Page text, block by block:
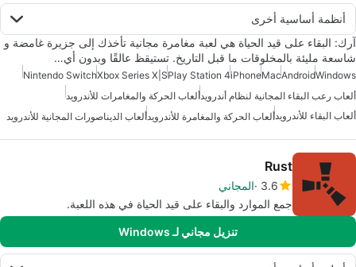
أنظمة أساسية أخرى
آرك: البقاء على قيد الحياة هي لعبة مغامرة مجانية تأخذك إلى جزيرة غامضة و
شاسعة مليئة بالمخلوقات ما قبل التاريخ. تستيقظ عالقًا وبدون أي…
Windows
Android
Mac
iPhone
Play Station 4
Xbox Series X|S
Nintendo Switch
ألعاب رعب البقاء المجانية لنظام أندرويدألعاب الحركة والمغامرات للأندرويد
ألعاب البقاء للأندرويدألعاب الحركة والمغامرة للأندرويدألعاب الديناصورات المجانية للأندرويد
Rust
3.6 المجاني
جمع الموارد والبقاء على قيد الحياة في هذه اللعبة.
تنزيل مجاني لـ Windows